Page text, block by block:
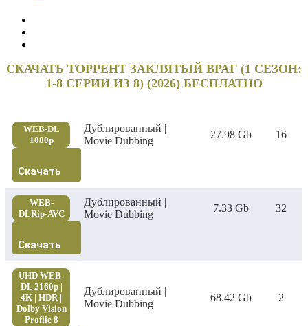
СКАЧАТЬ ТОРРЕНТ ЗАКЛЯТЫЙ ВРАГ (1 СЕЗОН:
1-8 СЕРИИ ИЗ 8) (2026) БЕСПЛАТНО
WEB-DL
1080p
Дублированный |
Movie Dubbing
27.98 Gb 16
Скачать
WEB-
DLRip-AVC
Дублированный |
Movie Dubbing
7.33 Gb 32
Скачать
UHD WEB-
DL 2160p |
4K | HDR |
Dolby Vision
Profile 8
Дублированный |
Movie Dubbing
68.42 Gb 2